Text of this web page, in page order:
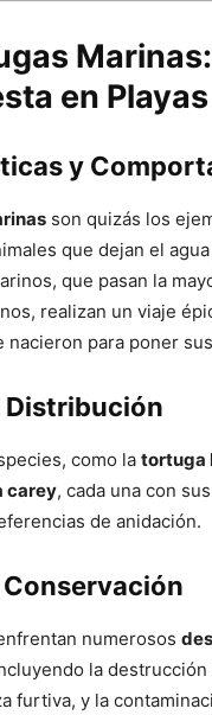
en Playas
y
son quizás los
que dejan el
que pasan la
realizan un viaje
nacieron para poner
Distribución
como la tortuga
carey, cada una con
de anidación.
numerosos
la destrucción
furtiva, y la